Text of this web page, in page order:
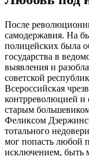
После
самодержавия. На
полицейских была
государства в
выявления и
советской
Всероссийская
контрреволюцией и
старым
Феликсом
тотального
мог попасть любой
исключением, быть